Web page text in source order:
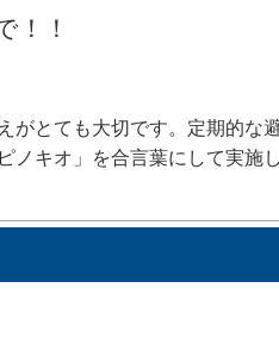
！！
とても大切です。定期的な
キオ」を合言葉にして実施